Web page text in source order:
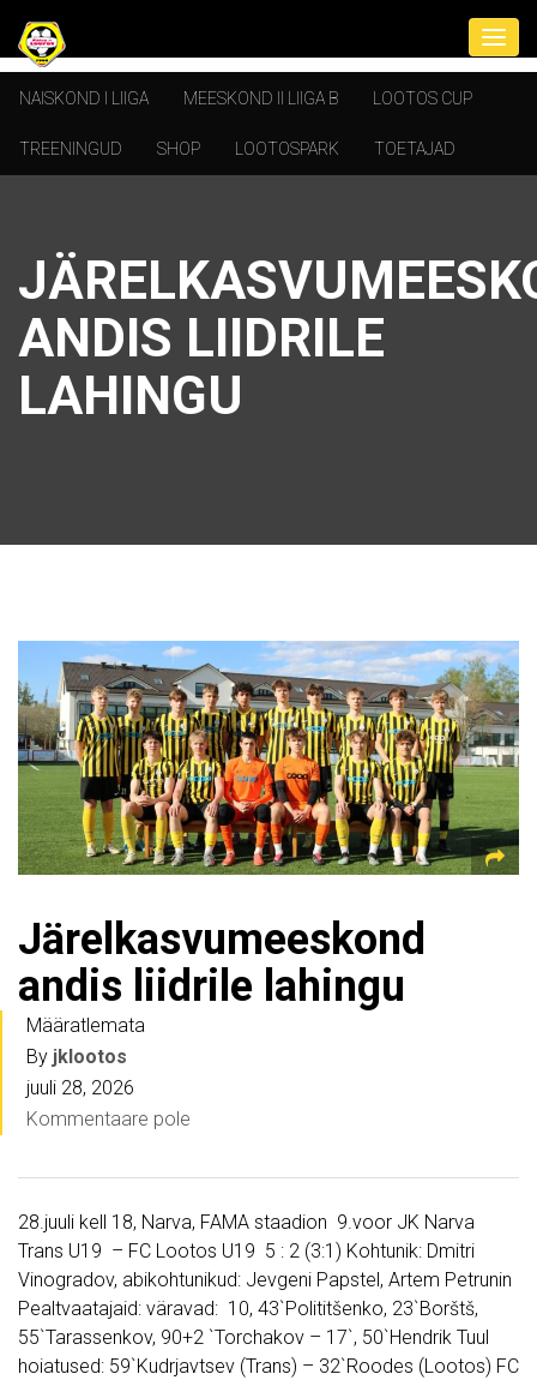
NAISKOND I LIIGA MEESKOND II LIIGA B LOOTOS CUP
TREENINGUD SHOP LOOTOSPARK TOETAJAD
ANDIS LIIDRILE
LAHINGU
Järelkasvumeeskond
andis liidrile lahingu
Määratlemata
By jklootos
juuli 28, 2026
Kommentaare pole
28.juuli kell 18, Narva, FAMA staadion 9.voor JK Narva
Trans U19 – FC Lootos U19 5 : 2 (3:1) Kohtunik: Dmitri
Vinogradov, abikohtunikud: Jevgeni Papstel, Artem Petrunin
Pealtvaatajaid: väravad: 10, 43`Polititšenko, 23`Borštš,
55`Tarassenkov, 90+2 `Torchakov – 17`, 50`Hendrik Tuul
hoiatused: 59`Kudrjavtsev (Trans) – 32`Roodes (Lootos) FC